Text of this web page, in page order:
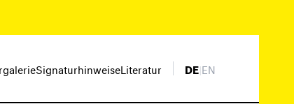
SignaturhinweiseLiteratur DE|EN